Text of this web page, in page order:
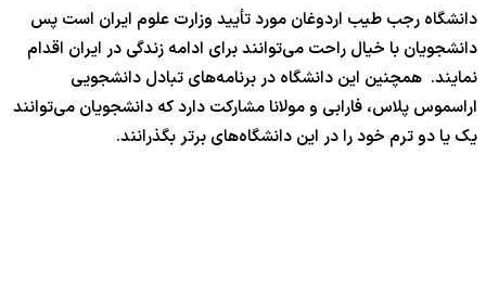
دانشگاه رجب طیب اردوغان مورد تأیید وزارت علوم ایران است پس
دانشجویان با خیال راحت می‌توانند برای ادامه زندگی در ایران اقدام
نمایند. همچنین این دانشگاه در برنامه‌های تبادل دانشجویی
اراسموس پلاس، فارابی و مولانا مشارکت دارد که دانشجویان می‌توانند
یک یا دو ترم خود را در این دانشگاه‌های برتر بگذرانند.